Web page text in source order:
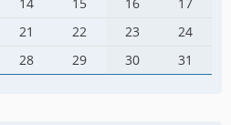
21 22 23
24
28 29 30 31